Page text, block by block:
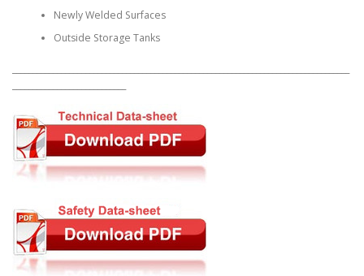
Newly Welded Surfaces
Outside Storage Tanks